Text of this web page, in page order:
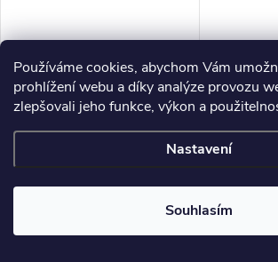
Používáme cookies, abychom Vám
prohlížení webu a díky analýze provozu
zlepšovali jeho funkce, výkon a
Nastavení
Souhlasím
Skladem51 ks
Umělá
72 Kč
Skladem